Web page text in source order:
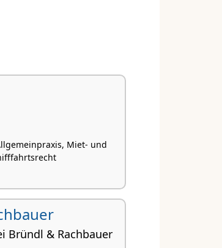
Miet- und
Bründl & Rachbauer